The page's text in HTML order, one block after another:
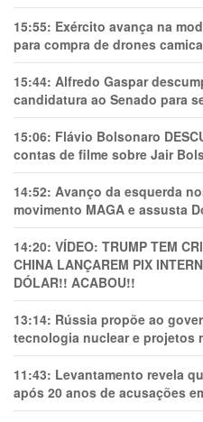
15:55: Exército avança na
para compra de drones
15:44: Alfredo Gaspar
candidatura ao Senado para
15:06: Flávio Bolsonaro
contas de filme sobre Jair
14:52: Avanço da esquerda
movimento MAGA e assusta
14:20: VÍDEO: TRUMP TEM
CHINA LANÇAREM PIX
DÓLAR!! ACABOU!!
13:14: Rússia propõe ao
tecnologia nuclear e projetos
11:43: Levantamento revela
após 20 anos de acusações